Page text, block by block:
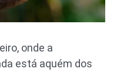
onde a
está aquém dos